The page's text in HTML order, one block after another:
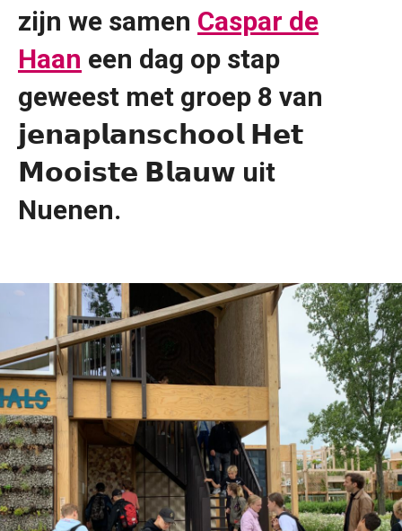
zijn we samen Caspar de
Haan een dag op stap
geweest met groep 8 van
𝗷𝗲𝗻𝗮𝗽𝗹𝗮𝗻𝘀𝗰𝗵𝗼𝗼𝗹 𝗛𝗲𝘁
𝗠𝗼𝗼𝗶𝘀𝘁𝗲 𝗕𝗹𝗮𝘂𝘄 uit
Nuenen.